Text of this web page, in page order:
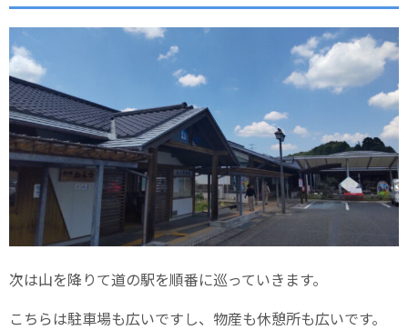
次は山を降りて道の駅を順番に巡っていきます。
こちらは駐車場も広いですし、物産も休憩所も広いです。